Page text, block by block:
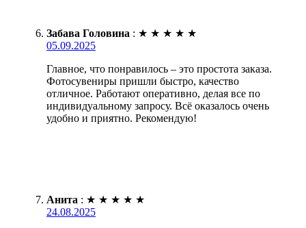
Забава Головина : ★ ★ ★ ★ ★
05.09.2025
Главное, что понравилось – это простота заказа.
Фотосувениры пришли быстро, качество
отличное. Работают оперативно, делая все по
индивидуальному запросу. Всё оказалось очень
удобно и приятно. Рекомендую!
Анита : ★ ★ ★ ★ ★
24.08.2025